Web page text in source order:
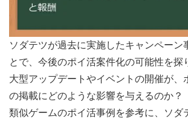
ソダテツが過去に実施したキャンペーン
とで、今後のポイ活案件化の可能性を探
大型アップデートやイベントの開催が、
の掲載にどのような影響を与えるのか？
類似ゲームのポイ活事例を参考に、ソダ